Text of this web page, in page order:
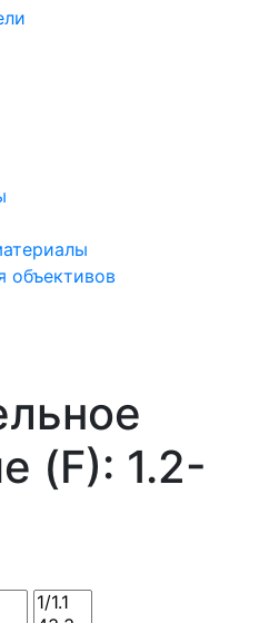
объективов
(F): 1.2-